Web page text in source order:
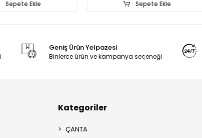
Sepete Ekle Sepete Ekle
Geniş Ürün Yelpazesi
Binlerce ürün ve kampanya seçeneği
Kategoriler
ÇANTA